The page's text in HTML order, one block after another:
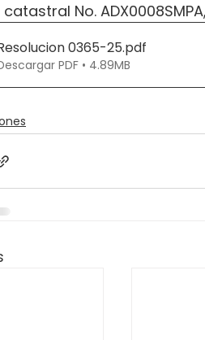
No. ADX0008SMPA,
0365-25.pdf
PDF • 4.89MB